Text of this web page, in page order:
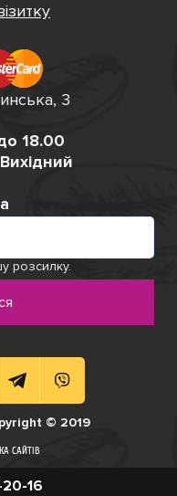
18.00
Вихідний
© 2019
розсилку.
16
3
САЙТІВ
САЙТІВ